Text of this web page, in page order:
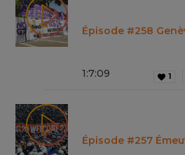
Épisode #258
1:7:09 1
Épisode #257